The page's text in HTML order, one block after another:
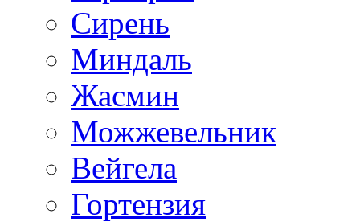
Сирень
Миндаль
Жасмин
Можжевельник
Вейгела
Гортензия